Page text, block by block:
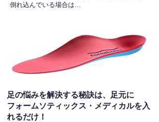
倒れ込んでいる場合は…
足の悩みを解決する秘訣は、足元に
フォームソティックス・メディカルを入
れるだけ！